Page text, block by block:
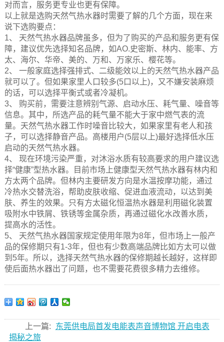
对而言，服务更专业也更有保障。
以上就是选购天然气热水器时需要了解的几个方面，现在来
说下选购要点：
1、 天然气热水器品牌虽多，但为了购买的产品和服务更有保
障，建议优先选择知名品牌，如AO.史密斯、林内、能率、方
太、海尔、华帝、美的、万和、万家乐、樱花等。
2、 一般家庭选择强排式、二级能效以上的天然气热水器产品
就可以了。但如果家里人口较多(5口以上)，又不嫌安装麻烦
的话，可以选择平衡式或者冷凝机。
3、 购买前，需要注意辨别气源、启动水压、耗气量、噪音等
信息。其中，所选产品的耗气量不能大于家中燃气表的流
量。天然气热水器工作时噪音比较大，如果家里有老人和孩
子，可以选择静音产品。高楼用户(5层以上)最好选择低水压
启动的天然气热水器。
4、 现在环境污染严重，对沐浴水质有较高要求的用户建议选
择“健康”型热水器。目前市场上健康型天然气热水器有林内和
方太两个品牌。但林内主要研发方向是水温按摩功能，通过
冷热水交替洗浴，帮助皮肤收缩、促进血液流动，以达到美
肤、养生的效果。只有方太磁化恒温热水器是利用磁化装置
吸附水中铁屑、铁锈等金属杂质，再通过磁化水改善水质，
提高水的活性。
5、 天然气热水器国家规定使用年限为8年，但市场上一般产
品的保修期只有1-3年，但也有少数高端品牌比如方太可以做
到5年。所以，选择天然气热水器的保修期越长越好，这样即
使后面热水器出了问题，也不需要花费很多精力去维修。
上一篇:
东莞供电局首发电能表声音博物馆 开启电表
揭秘之旅